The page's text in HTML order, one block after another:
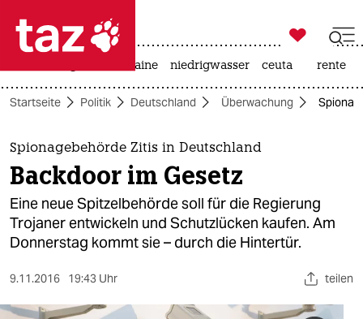
 taz zahl ich
taz zahl ich
themen
politik
öko
gesellschaft

taz zahl ich
krieg in der ukraine niedrigwasser ceuta rente
Startseite Politik Deutschland Überwachung
Spionagebehörde Zitis in Deutschland
Backdoor im Gesetz
Eine neue Spitzelbehörde soll für die Regierung
Trojaner entwickeln und Schutzlücken kaufen. Am
Donnerstag kommt sie – durch die Hintertür.
9.11.2016 19:43 Uhr teilen